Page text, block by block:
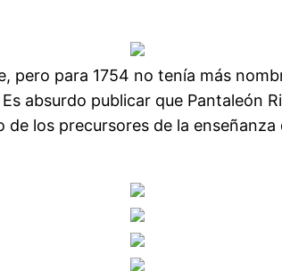
para 1754 no tenía más
absurdo publicar que Pantaleón
los precursores de la